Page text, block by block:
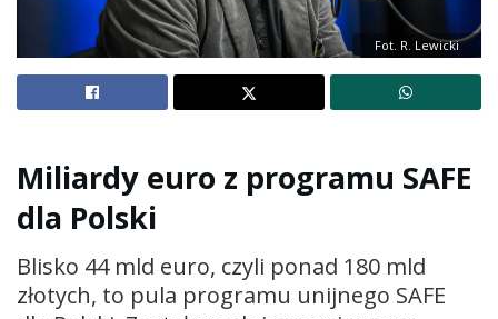
Fot. R. Lewicki
Miliardy euro z programu SAFE
dla Polski
Blisko 44 mld euro, czyli ponad 180 mld
złotych, to pula programu unijnego SAFE